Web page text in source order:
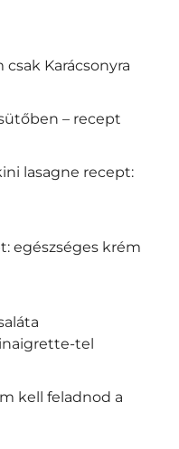
Karácsonyra
– recept
lasagne recept:
egészséges krém
tel
kell feladnod a